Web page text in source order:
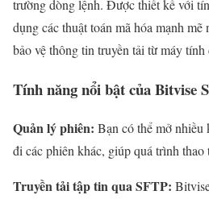
trường dòng lệnh. Được thiết kế với
dụng các thuật toán mã hóa mạnh
bảo vệ thông tin truyền tải từ máy tính
Tính năng nổi bật của Bitvise
Quản lý phiên: Bạn có thể mở nhiều
đi các phiên khác, giúp quá trình
Truyền tải tập tin qua SFTP: